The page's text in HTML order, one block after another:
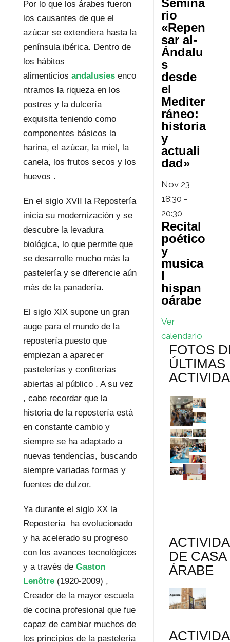
Por lo que los árabes fueron
los causantes de que el
azúcar se extendiera hasta la
península ibérica. Dentro de
los hábitos
alimenticios andalusíesenco
ntramos la riqueza en los
postres y la dulcería
exquisita teniendo como
componentes básicos la
harina, el azúcar, la miel, la
canela, los frutos secos y los
huevos .
En el siglo XVII la Repostería
inicia su modernización y se
descubre la levadura
biológica, lo que permite que
se desarrolle mucho más la
pastelería y se diferencie aún
más de la panadería.
El siglo XIX supone un gran
auge para el mundo de la
repostería puesto que
empiezan a aparecer
pastelerías y confiterías
abiertas al público . A su vez
, cabe recordar que la
historia de la repostería está
en constante cambio y
siempre se ha adaptado a
nuevas tendencias, buscando
siempre variadas formas y
fuentes de dulzor.
Ya durante el siglo XX la
Repostería ha evolucionado
y ha acelerado su progreso
con los avances tecnológicos
y a través de Gaston
Lenôtre(1920-2009) ,
Creador de la mayor escuela
de cocina profesional que fue
capaz de cambiar muchos de
los principios de la pastelería
Semina
rio
«Repen
sar al-
Ándalu
s
desde
el
Mediter
ráneo:
historia
y
actuali
dad»
Nov 23
18:30 -
20:30
Recital
poético
y
musica
l
hispan
oárabe
Ver
calendario
FOTOS
ÚLTIMAS
DE CASA
ÁRABE